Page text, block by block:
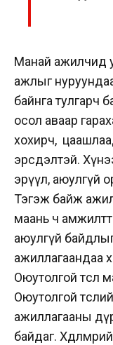
Манай ажилчид
ажлыг
байнга тулгарч
осол аваар
хохирч,
эрсдэлтэй.
эрүүл, аюулгүй
Тэгэж байж
маань ч
аюулгүй
ажиллагаандаа
Оюутолгой
Оюутолгой
ажиллагааны
байдаг.